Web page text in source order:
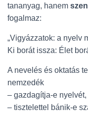
tananyag, hanem
fogalmaz:
„Vigyázzatok: a nyelv
Ki borát issza: Élet
A nevelés és oktatás
nemzedék
– gazdagítja-e nyelvét,
– tisztelettel bánik-e